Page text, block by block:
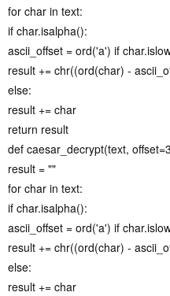
for char in text:
if char.isalpha():
ascii_offset = ord('a') if
result += chr((ord(char) -
else:
result += char
return result
def caesar_decrypt(text,
result = ""
for char in text:
if char.isalpha():
ascii_offset = ord('a') if
result += chr((ord(char) -
else:
result += char